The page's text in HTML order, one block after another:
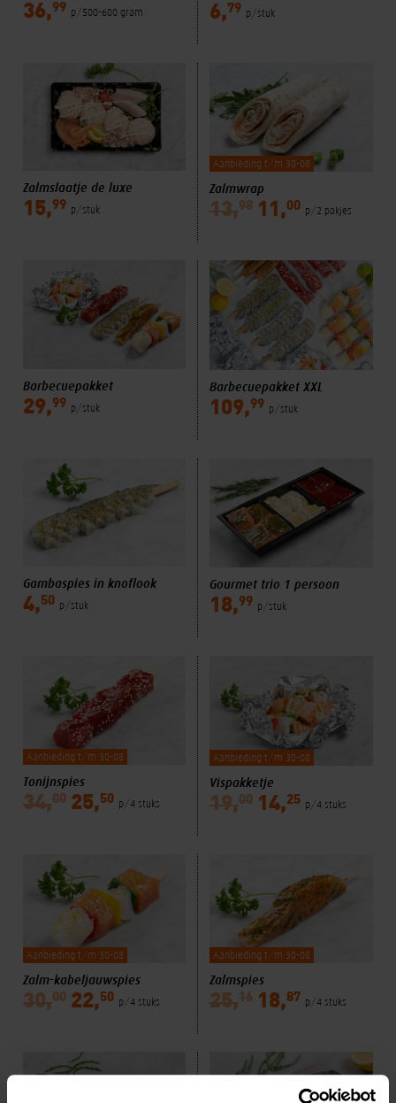
36,99 p/500-600 gram 6,79 p/stuk
Zalmslaatje de luxe
15,99 p/stuk
Aanbieding t/m 30-08
Zalmwrap
13,9811,00 p/2 pakjes
Barbecuepakket
29,99 p/stuk
Barbecuepakket XXL
109,99 p/stuk
Gambaspies in knoflook
4,50 p/stuk
Gourmet trio 1 persoon
18,99 p/stuk
Aanbieding t/m 30-08
Tonijnspies
34,00 25,50 p/4 stuks
Aanbieding t/m 30-08
Vispakketje
19,0014,25 p/4 stuks
Aanbieding t/m 30-08
Zalm-kabeljauwspies
30,00 22,50 p/4 stuks
Aanbieding t/m 30-08
Zalmspies
25,1618,87 p/4 stuks